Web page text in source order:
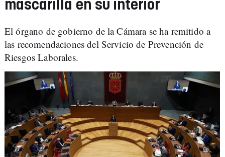
mascarilla en su interior
El órgano de gobierno de la Cámara se ha remitido a
las recomendaciones del Servicio de Prevención de
Riesgos Laborales.